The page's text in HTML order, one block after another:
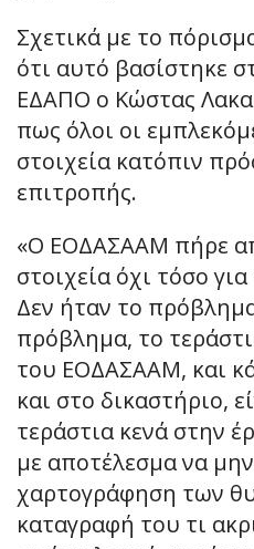
Σχετικά με το
ότι αυτό βασίστηκε
ΕΔΑΠΟ ο Κώστας
πως όλοι οι
στοιχεία κατόπιν
επιτροπής.
«Ο ΕΟΔΑΣΑΑΜ πήρε
στοιχεία όχι τόσο
Δεν ήταν το
πρόβλημα, το
του ΕΟΔΑΣΑΑΜ, και
και στο δικαστήριο,
τεράστια κενά στην
με αποτέλεσμα να
χαρτογράφηση των
καταγραφή του τι